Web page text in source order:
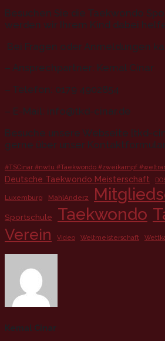
Besuchen Sie die Taekwondo
werden wir Ihrem Kind dabei
Bei Fragen oder Anmeldungen
– Ansprechpartner: Kemal Cinar
– Telefon: 0179 4902854
– E-Mail: info@tkd-cinar.de
Besuche unsere Webseite [tkd-
gerne über unser
#TSCinar #nwtu #Taekwondo #zweikampf
Deutsche Taekwondo Meisterschaft
Luxemburg MahlAnderz
Sportschule Taekwondo
Verein
Video Weltmeisterschaft
Kemal Cinar